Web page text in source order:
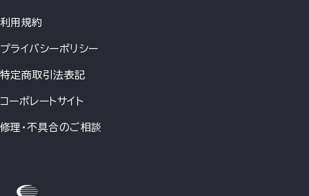
利用規約
プライバシーポリシー
特定商取引法表記
コーポレートサイト
修理・不具合のご相談